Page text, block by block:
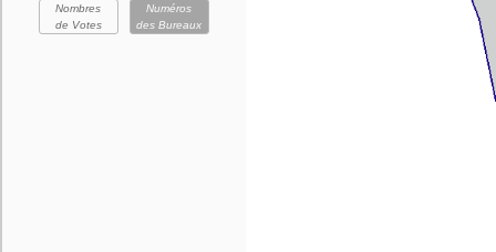
Nombres
de Votes
Numéros
des Bureaux